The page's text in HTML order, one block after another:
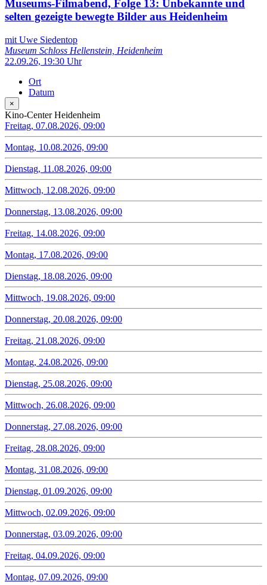
Museums-Filmabend, Folge 13: Unbekannte und
selten gezeigte bewegte Bilder aus Heidenheim
mit Uwe Siedentop
Museum Schloss Hellenstein, Heidenheim
22.09.26, 19:30 Uhr
Ort
Datum
×
Kino-Center Heidenheim
Freitag, 07.08.2026, 09:00
Montag, 10.08.2026, 09:00
Dienstag, 11.08.2026, 09:00
Mittwoch, 12.08.2026, 09:00
Donnerstag, 13.08.2026, 09:00
Freitag, 14.08.2026, 09:00
Montag, 17.08.2026, 09:00
Dienstag, 18.08.2026, 09:00
Mittwoch, 19.08.2026, 09:00
Donnerstag, 20.08.2026, 09:00
Freitag, 21.08.2026, 09:00
Montag, 24.08.2026, 09:00
Dienstag, 25.08.2026, 09:00
Mittwoch, 26.08.2026, 09:00
Donnerstag, 27.08.2026, 09:00
Freitag, 28.08.2026, 09:00
Montag, 31.08.2026, 09:00
Dienstag, 01.09.2026, 09:00
Mittwoch, 02.09.2026, 09:00
Donnerstag, 03.09.2026, 09:00
Freitag, 04.09.2026, 09:00
Montag, 07.09.2026, 09:00